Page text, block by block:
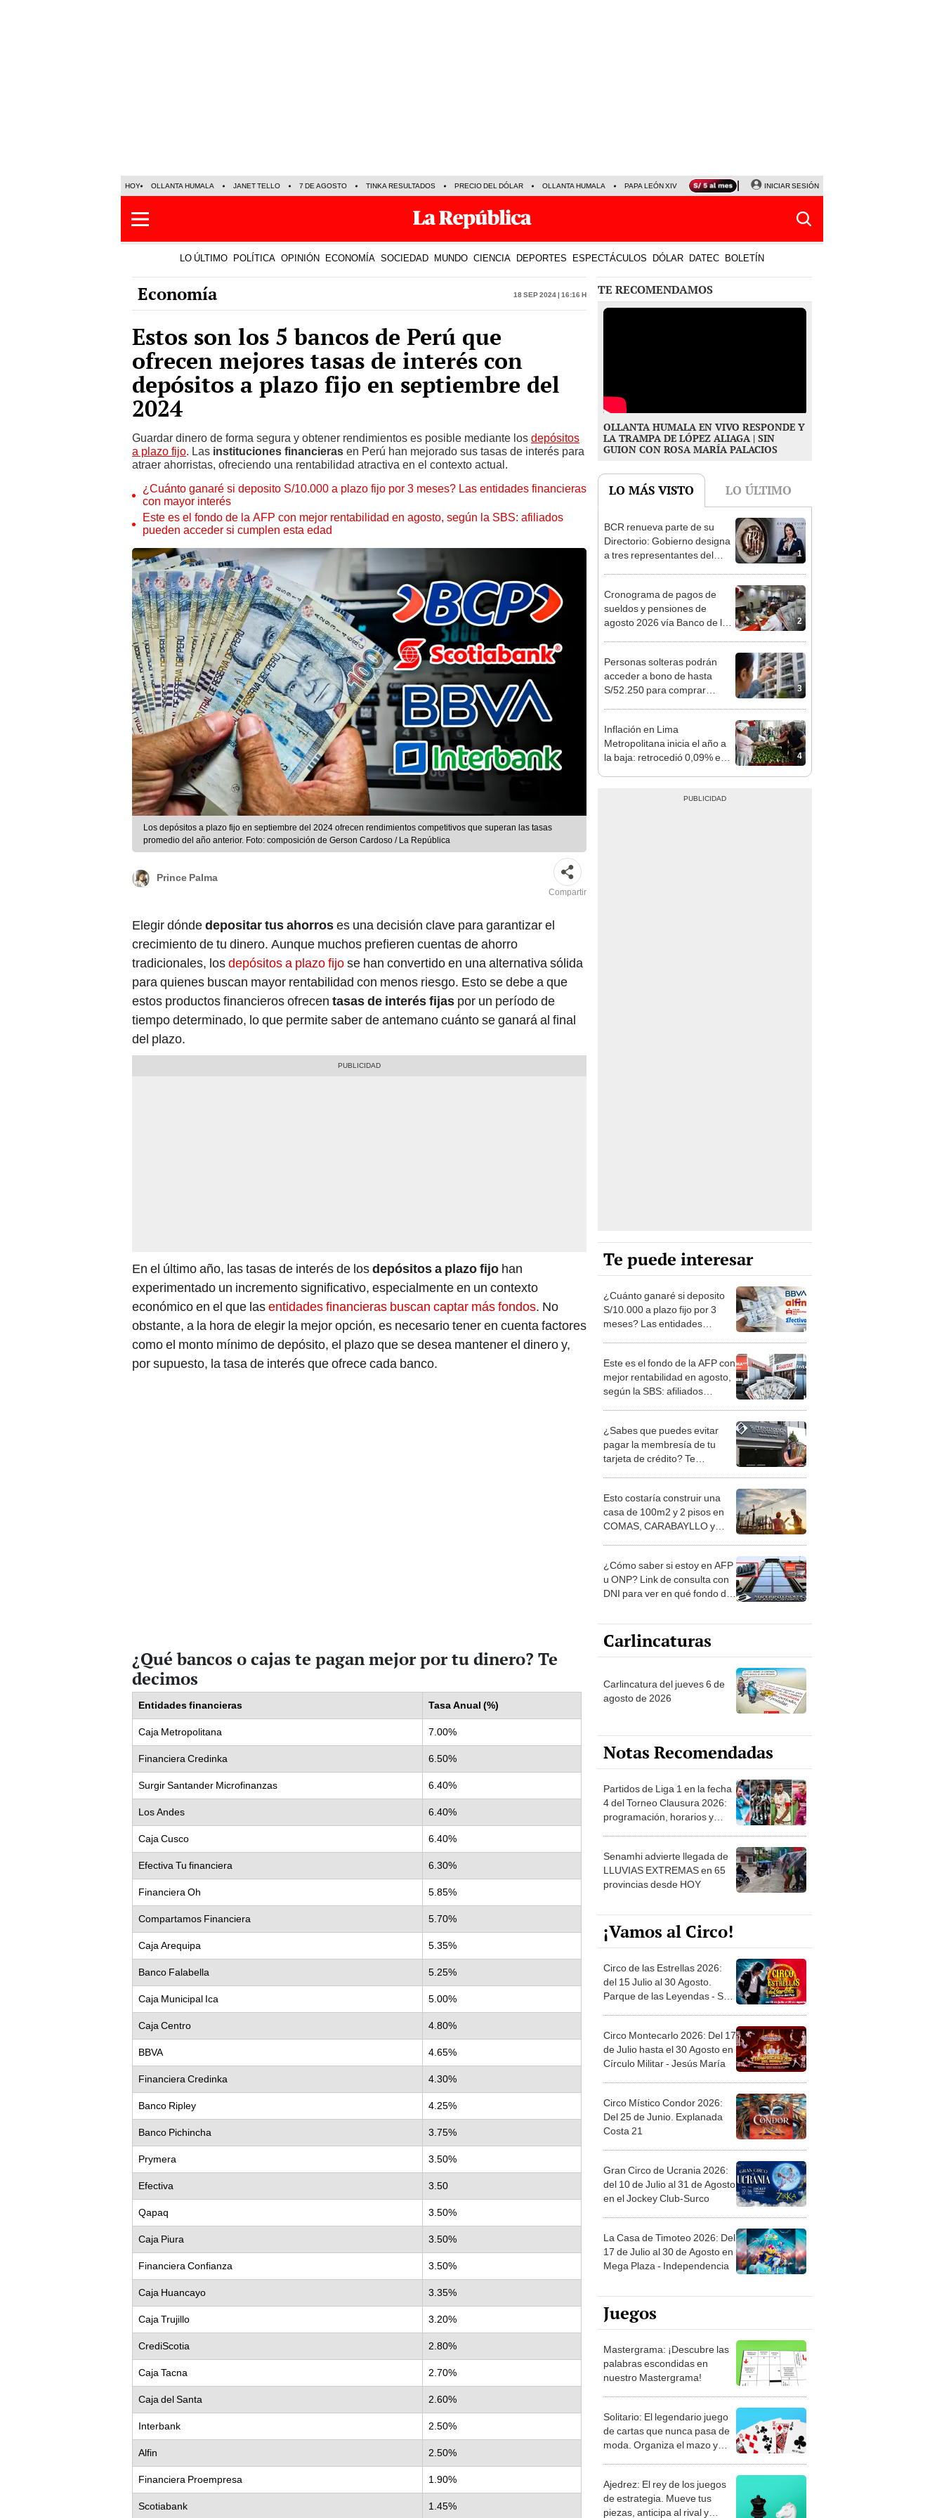
HOY OLLANTA HUMALA JANET TELLO 7 DE AGOSTO TINKA RESULTADOS PRECIO DEL DÓLAR OLLANTA HUMALA PAPA LEÓN XIV NALDY SALDAÑA LA BELLA LUZ
INICIAR SESIÓN
LO ÚLTIMO POLÍTICA OPINIÓN ECONOMÍA SOCIEDAD MUNDO CIENCIA DEPORTES ESPECTÁCULOS DÓLAR DATEC BOLETÍN
Economía 18 Sep 2024 | 16:16 h
Estos son los 5 bancos de Perú que
ofrecen mejores tasas de interés con
depósitos a plazo fijo en septiembre del
2024
Guardar dinero de forma segura y obtener rendimientos es posible mediante los depósitos
a plazo fijo. Las instituciones financieras en Perú han mejorado sus tasas de interés para
atraer ahorristas, ofreciendo una rentabilidad atractiva en el contexto actual.
¿Cuánto ganaré si deposito S/10.000 a plazo fijo por 3 meses? Las entidades financieras
con mayor interés
Este es el fondo de la AFP con mejor rentabilidad en agosto, según la SBS: afiliados
pueden acceder si cumplen esta edad
Los depósitos a plazo fijo en septiembre del 2024 ofrecen rendimientos competitivos que superan las tasas
promedio del año anterior. Foto: composición de Gerson Cardoso / La República
Prince Palma
Compartir
Elegir dóndedepositar tus ahorroses una decisión clave para garantizar el
crecimiento de tu dinero. Aunque muchos prefieren cuentas de ahorro
tradicionales, losdepósitos a plazo fijose han convertido en una alternativa sólida
para quienes buscan mayor rentabilidad con menos riesgo. Esto se debe a que
estos productos financieros ofrecen tasas de interés fijas por un período de
tiempo determinado, lo que permite saber de antemano cuánto se ganará al final
del plazo.
En el último año, las tasas de interés de losdepósitos a plazo fijo han
experimentado un incremento significativo, especialmente en un contexto
económico en el que lasentidades financieras buscan captar más fondos. No
obstante, a la hora de elegir la mejor opción, es necesario tener en cuenta factores
como el monto mínimo de depósito, el plazo que se desea mantener el dinero y,
por supuesto, la tasa de interés que ofrece cada banco.
¿Qué bancos o cajas te pagan mejor por tu dinero? Te
decimos
Entidades financieras Tasa Anual (%)
Caja Metropolitana 7.00%
Financiera Credinka 6.50%
Surgir Santander Microfinanzas 6.40%
Los Andes 6.40%
Caja Cusco 6.40%
Efectiva Tu financiera 6.30%
Financiera Oh 5.85%
Compartamos Financiera 5.70%
Caja Arequipa 5.35%
Banco Falabella 5.25%
Caja Municipal Ica 5.00%
Caja Centro 4.80%
BBVA 4.65%
Financiera Credinka 4.30%
Banco Ripley 4.25%
Banco Pichincha 3.75%
Prymera 3.50%
Efectiva 3.50
Qapaq 3.50%
Caja Piura 3.50%
Financiera Confianza 3.50%
Caja Huancayo 3.35%
Caja Trujillo 3.20%
CrediScotia 2.80%
Caja Tacna 2.70%
Caja del Santa 2.60%
Interbank 2.50%
Alfin 2.50%
Financiera Proempresa 1.90%
Scotiabank 1.45%
TE RECOMENDAMOS
OLLANTA HUMALA EN VIVO RESPONDE Y
LA TRAMPA DE LÓPEZ ALIAGA | SIN
GUION CON ROSA MARÍA PALACIOS
LO MÁS VISTO LO ÚLTIMO
1
BCR renueva parte de su
Directorio: Gobierno designa
a tres representantes del
2
Cronograma de pagos de
sueldos y pensiones de
agosto 2026 vía Banco de la
3
Personas solteras podrán
acceder a bono de hasta
S/52.250 para comprar
4
Inflación en Lima
Metropolitana inicia el año a
la baja: retrocedió 0,09% en
Te puede interesar
¿Cuánto ganaré si deposito
S/10.000 a plazo fijo por 3
meses? Las entidades
Este es el fondo de la AFP con
mejor rentabilidad en agosto,
según la SBS: afiliados
¿Sabes que puedes evitar
pagar la membresía de tu
tarjeta de crédito? Te
Esto costaría construir una
casa de 100m2 y 2 pisos en
COMAS, CARABAYLLO y
¿Cómo saber si estoy en AFP
u ONP? Link de consulta con
DNI para ver en qué fondo de
Carlincaturas
Carlincatura del jueves 6 de
agosto de 2026
Notas Recomendadas
Partidos de Liga 1 en la fecha
4 del Torneo Clausura 2026:
programación, horarios y
Senamhi advierte llegada de
LLUVIAS EXTREMAS en 65
provincias desde HOY
¡Vamos al Circo!
Circo de las Estrellas 2026:
del 15 Julio al 30 Agosto.
Parque de las Leyendas - San
Circo Montecarlo 2026: Del 17
de Julio hasta el 30 Agosto en
Círculo Militar - Jesús María
Circo Místico Condor 2026:
Del 25 de Junio. Explanada
Costa 21
Gran Circo de Ucrania 2026:
del 10 de Julio al 31 de Agosto
en el Jockey Club-Surco
La Casa de Timoteo 2026: Del
17 de Julio al 30 de Agosto en
Mega Plaza - Independencia
Juegos
Mastergrama: ¡Descubre las
palabras escondidas en
nuestro Mastergrama!
Solitario: El legendario juego
de cartas que nunca pasa de
moda. Organiza el mazo y
Ajedrez: El rey de los juegos
de estrategia. Mueve tus
piezas, anticipa al rival y